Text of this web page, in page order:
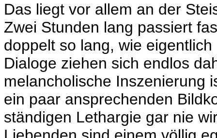
Das liegt vor allem an der
Zwei Stunden lang passiert
doppelt so lang, wie
Dialoge ziehen sich endlos
melancholische Inszenierung
ein paar ansprechenden
ständigen Lethargie gar nie